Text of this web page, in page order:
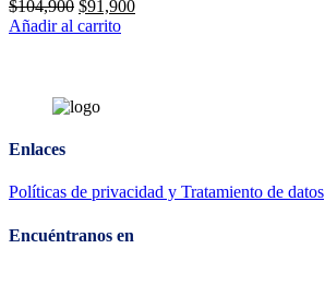
$104,900 El
precio
$91,900El
Añadir al carrito
Enlaces
Políticas de privacidad y Tratamiento de datos
Encuéntranos en